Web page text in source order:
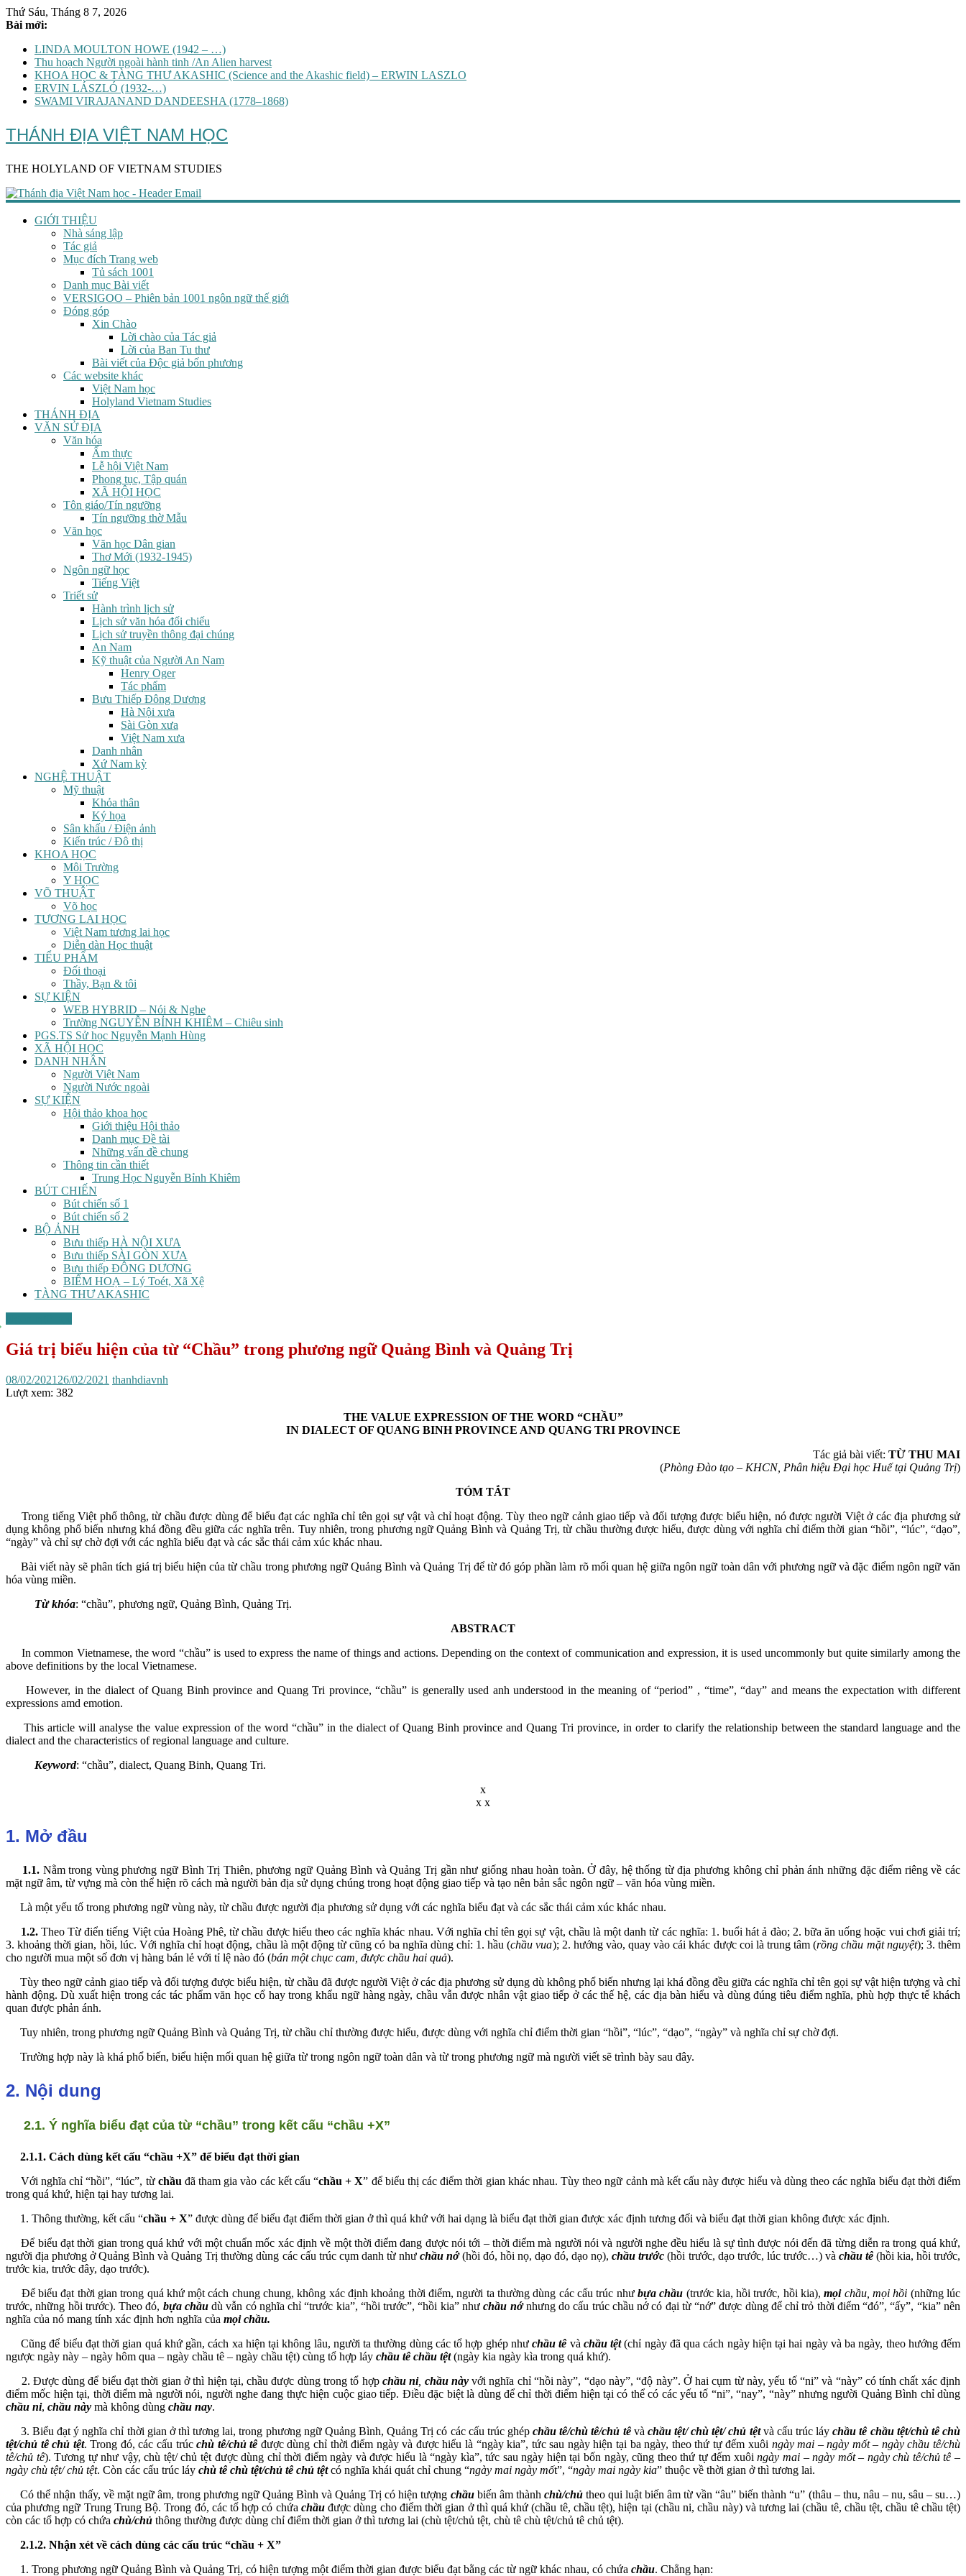
Thứ Sáu, Tháng 8 7, 2026
Bài mới:
LINDA MOULTON HOWE (1942 – …)
Thu hoạch Người ngoài hành tinh /An Alien harvest
KHOA HỌC & TÀNG THƯ AKASHIC (Science and the Akashic field) – ERWIN LASZLO
ERVIN LÁSZLÓ (1932-…)
SWAMI VIRAJANAND DANDEESHA (1778–1868)
THÁNH ĐỊA VIỆT NAM HỌC
THE HOLYLAND OF VIETNAM STUDIES
GIỚI THIỆU
Nhà sáng lập
Tác giả
Mục đích Trang web
Tủ sách 1001
Danh mục Bài viết
VERSIGOO – Phiên bản 1001 ngôn ngữ thế giới
Đóng góp
Xin Chào
Lời chào của Tác giả
Lời của Ban Tu thư
Bài viết của Độc giả bốn phương
Các website khác
Việt Nam học
Holyland Vietnam Studies
THÁNH ĐỊA
VĂN SỬ ĐỊA
Văn hóa
Ẩm thực
Lễ hội Việt Nam
Phong tục, Tập quán
XÃ HỘI HỌC
Tôn giáo/Tín ngưỡng
Tín ngưỡng thờ Mẫu
Văn học
Văn học Dân gian
Thơ Mới (1932-1945)
Ngôn ngữ học
Tiếng Việt
Triết sử
Hành trình lịch sử
Lịch sử văn hóa đối chiếu
Lịch sử truyền thông đại chúng
An Nam
Kỹ thuật của Người An Nam
Henry Oger
Tác phẩm
Bưu Thiếp Đông Dương
Hà Nội xưa
Sài Gòn xưa
Việt Nam xưa
Danh nhân
Xứ Nam kỳ
NGHỆ THUẬT
Mỹ thuật
Khỏa thân
Ký họa
Sân khấu / Điện ảnh
Kiến trúc / Đô thị
KHOA HỌC
Môi Trường
Y HỌC
VÕ THUẬT
Võ học
TƯƠNG LAI HỌC
Việt Nam tương lai học
Diễn dàn Học thuật
TIỂU PHẨM
Đối thoại
Thầy, Bạn & tôi
SỰ KIỆN
WEB HYBRID – Nói & Nghe
Trường NGUYỄN BỈNH KHIÊM – Chiêu sinh
PGS.TS Sử học Nguyễn Mạnh Hùng
XÃ HỘI HỌC
DANH NHÂN
Người Việt Nam
Người Nước ngoài
SỰ KIỆN
Hội thảo khoa học
Giới thiệu Hội thảo
Danh mục Đề tài
Những vấn đề chung
Thông tin cần thiết
Trung Học Nguyễn Bỉnh Khiêm
BÚT CHIẾN
Bút chiến số 1
Bút chiến số 2
BỘ ẢNH
Bưu thiếp HÀ NỘI XƯA
Bưu thiếp SÀI GÒN XƯA
Bưu thiếp ĐÔNG DƯƠNG
BIẾM HOẠ – Lý Toét, Xã Xệ
TÀNG THƯ AKASHIC
Giá trị biểu hiện của từ “Chầu” trong phương ngữ Quảng Bình và Quảng Trị
08/02/2021 26/02/2021 thanhdiavnh
Lượt xem: 382
THE VALUE EXPRESSION OF THE WORD “CHẦU”
IN DIALECT OF QUANG BINH PROVINCE AND QUANG TRI PROVINCE
Tác giả bài viết: TỪ THU MAI
(Phòng Đào tạo – KHCN, Phân hiệu Đại học Huế tại Quảng Trị)
TÓM TẮT
Trong tiếng Việt phổ thông, từ chầu được dùng để biểu đạt các nghĩa chỉ tên gọi sự vật và chỉ hoạt động. Tùy theo ngữ cảnh giao tiếp và đối tượng được biểu hiện, nó được người Việt ở các địa phương sử
dụng không phổ biến nhưng khá đồng đều giữa các nghĩa trên. Tuy nhiên, trong phương ngữ Quảng Bình và Quảng Trị, từ chầu thường được hiểu, được dùng với nghĩa chỉ điểm thời gian “hồi”, “lúc”, “dạo”,
“ngày” và chỉ sự chờ đợi với các nghĩa biểu đạt và các sắc thái cảm xúc khác nhau.
Bài viết này sẽ phân tích giá trị biểu hiện của từ chầu trong phương ngữ Quảng Bình và Quảng Trị để từ đó góp phần làm rõ mối quan hệ giữa ngôn ngữ toàn dân với phương ngữ và đặc điểm ngôn ngữ văn
hóa vùng miền.
Từ khóa: “chầu”, phương ngữ, Quảng Bình, Quảng Trị.
ABSTRACT
In common Vietnamese, the word “chầu” is used to express the name of things and actions. Depending on the context of communication and expression, it is used uncommonly but quite similarly among the
above definitions by the local Vietnamese.
However, in the dialect of Quang Binh province and Quang Tri province, “chầu” is generally used anh understood in the meaning of “period” , “time”, “day” and means the expectation with different
expressions amd emotion.
This article will analyse the value expression of the word “chầu” in the dialect of Quang Binh province and Quang Tri province, in order to clarify the relationship between the standard language and the
dialect and the characteristics of regional language and culture.
Keyword: “chầu”, dialect, Quang Binh, Quang Tri.
x
x x
1. Mở đầu
1.1. Nằm trong vùng phương ngữ Bình Trị Thiên, phương ngữ Quảng Bình và Quảng Trị gần như giống nhau hoàn toàn. Ở đây, hệ thống từ địa phương không chỉ phản ánh những đặc điểm riêng về các
mặt ngữ âm, từ vựng mà còn thể hiện rõ cách mà người bản địa sử dụng chúng trong hoạt động giao tiếp và tạo nên bản sắc ngôn ngữ – văn hóa vùng miền.
Là một yếu tố trong phương ngữ vùng này, từ chầu được người địa phương sử dụng với các nghĩa biểu đạt và các sắc thái cảm xúc khác nhau.
1.2.Theo Từ điển tiếng Việt của Hoàng Phê, từ chầu được hiểu theo các nghĩa khác nhau. Với nghĩa chỉ tên gọi sự vật, chầu là một danh từ các nghĩa: 1. buổi hát ả đào; 2. bữa ăn uống hoặc vui chơi giải trí;
3. khoảng thời gian, hồi, lúc. Với nghĩa chỉ hoạt động, chầu là một động từ cũng có ba nghĩa dùng chỉ: 1. hầu (chầu vua); 2. hướng vào, quay vào cái khác được coi là trung tâm (rồng chầu mặt nguyệt); 3. thêm
cho người mua một số đơn vị hàng bán lẻ với tỉ lệ nào đó (bán một chục cam, được chầu hai quả).
Tùy theo ngữ cảnh giao tiếp và đối tượng được biểu hiện, từ chầu đã được người Việt ở các địa phương sử dụng dù không phổ biến nhưng lại khá đồng đều giữa các nghĩa chỉ tên gọi sự vật hiện tượng và chỉ
hành động. Dù xuất hiện trong các tác phẩm văn học cổ hay trong khẩu ngữ hàng ngày, chầu vẫn được nhân vật giao tiếp ở các thế hệ, các địa bàn hiểu và dùng đúng tiêu điểm nghĩa, phù hợp thực tế khách
quan được phản ánh.
Tuy nhiên, trong phương ngữ Quảng Bình và Quảng Trị, từ chầu chỉ thường được hiểu, được dùng với nghĩa chỉ điểm thời gian “hồi”, “lúc”, “dạo”, “ngày” và nghĩa chỉ sự chờ đợi.
Trường hợp này là khá phổ biến, biểu hiện mối quan hệ giữa từ trong ngôn ngữ toàn dân và từ trong phương ngữ mà người viết sẽ trình bày sau đây.
2. Nội dung
2.1. Ý nghĩa biểu đạt của từ “chầu” trong kết cấu “chầu +X”
2.1.1. Cách dùng kết cấu “chầu +X” để biểu đạt thời gian
Với nghĩa chỉ “hồi”, “lúc”, từ chầu đã tham gia vào các kết cấu “chầu + X” để biểu thị các điểm thời gian khác nhau. Tùy theo ngữ cảnh mà kết cấu này được hiểu và dùng theo các nghĩa biểu đạt thời điểm
trong quá khứ, hiện tại hay tương lai.
1. Thông thường, kết cấu “chầu + X” được dùng để biểu đạt điểm thời gian ở thì quá khứ với hai dạng là biểu đạt thời gian được xác định tương đối và biểu đạt thời gian không được xác định.
Để biểu đạt thời gian trong quá khứ với một chuẩn mốc xác định về một thời điểm đang được nói tới – thời điểm mà người nói và người nghe đều hiểu là sự tình được nói đến đã từng diễn ra trong quá khứ,
người địa phương ở Quảng Bình và Quảng Trị thường dùng các cấu trúc cụm danh từ như chầu nớ(hồi đó, hồi nọ, dạo đó, dạo nọ),chầu trước (hồi trước, dạo trước, lúc trước…) và chầu tê(hồi kia, hồi trước,
trước kia, trước đây, dạo trước).
Để biểu đạt thời gian trong quá khứ một cách chung chung, không xác định khoảng thời điểm, người ta thường dùng các cấu trúc như bựa chầu (trước kia, hồi trước, hồi kia),mọichầu, mọi hồi (những lúc
trước, những hồi trước). Theo đó, bựa chầudù vẫn có nghĩa chỉ “trước kia”, “hồi trước”, “hồi kia” nhưchầu nớnhưng do cấu trúc chầu nớ có đại từ “nớ” được dùng để chỉ trỏ thời điểm “đó”, “ấy”, “kia” nên
nghĩa của nó mang tính xác định hơn nghĩa của mọi chầu.
Cũng để biểu đạt thời gian quá khứ gần, cách xa hiện tại không lâu, người ta thường dùng các tổ hợp ghép nhưchầu tê và chầu tệt(chỉ ngày đã qua cách ngày hiện tại hai ngày và ba ngày, theo hướng đếm
ngược ngày này – ngày hôm qua – ngày chầu tê – ngày chầu tệt) cùng tổ hợp láy chầu tê chầu tệt(ngày kia ngày kìa trong quá khứ).
2. Được dùng để biểu đạt thời gian ở thì hiện tại, chầu được dùng trong tổ hợp chầu ni, chầu nàyvới nghĩa chỉ “hồi này”, “dạo này”, “độ này”. Ở hai cụm từ này, yếu tố “ni” và “này” có tính chất xác định
điểm mốc hiện tại, thời điểm mà người nói, người nghe đang thực hiện cuộc giao tiếp. Điều đặc biệt là dùng để chỉ thời điểm hiện tại có thể có các yếu tố “ni”, “nay”, “này” nhưng người Quảng Bình chỉ dùng
chầu ni, chầu này mà không dùng chầu nay.
3. Biểu đạt ý nghĩa chỉ thời gian ở thì tương lai, trong phương ngữ Quảng Bình, Quảng Trị có các cấu trúc ghépchầu tê/chù tê/chủ têvà chầu tệt/ chù tệt/ chủ tệtvà cấu trúc láychầu tê chầu tệt/chù tê chù
tệt/chủ tê chủ tệt. Trong đó, các cấu trúcchù tê/chủ tê được dùng chỉ thời điểm ngày và được hiểu là “ngày kia”, tức sau ngày hiện tại ba ngày, theo thứ tự đếm xuôi ngày mai – ngày mốt – ngày chầu tê/chù
tê/chủ tê). Tương tự như vậy, chù tệt/ chủ tệt được dùng chỉ thời điểm ngày và được hiểu là “ngày kìa”, tức sau ngày hiện tại bốn ngày, cũng theo thứ tự đếm xuôingày mai – ngày mốt – ngày chù tê/chủ tê –
ngày chù tệt/ chủ tệt. Còn các cấu trúc láy chù tê chù tệt/chủ tê chủ tệtcó nghĩa khái quát chỉ chung “ngày mai ngày mốt”, “ngày mai ngày kia” thuộc về thời gian ở thì tương lai.
Có thể nhận thấy, về mặt ngữ âm, trong phương ngữ Quảng Bình và Quảng Trị có hiện tượng chầu biến âm thành chù/chủtheo qui luật biến âm từ vần “âu” biến thành “u” (thâu – thu, nâu – nu, sâu – su…)
của phương ngữ Trung Trung Bộ. Trong đó, các tổ hợp có chứa chầu được dùng cho điểm thời gian ở thì quá khứ (chầu tê, chầu tệt), hiện tại (chầu ni, chầu này) và tương lai (chầu tê, chầu tệt, chầu tê chầu tệt)
còn các tổ hợp có chứa chù/chủ thông thường được dùng chỉ điểm thời gian ở thì tương lai (chù tệt/chủ tệt, chù tê chù tệt/chủ tê chủ tệt).
2.1.2. Nhận xét về cách dùng các cấu trúc “chầu + X”
1. Trong phương ngữ Quảng Bình và Quảng Trị, có hiện tượng một điểm thời gian được biểu đạt bằng các từ ngữ khác nhau, có chứa chầu. Chẳng hạn: